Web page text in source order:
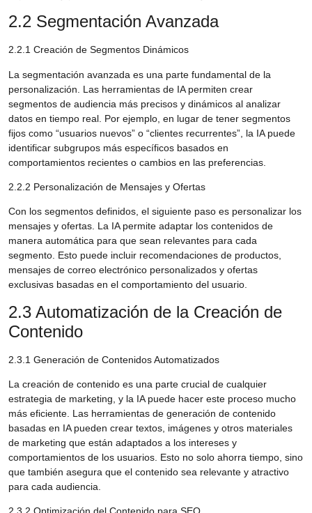
2.2 Segmentación Avanzada
2.2.1 Creación de Segmentos Dinámicos
La segmentación avanzada es una parte fundamental de la
personalización. Las herramientas de IA permiten crear
segmentos de audiencia más precisos y dinámicos al analizar
datos en tiempo real. Por ejemplo, en lugar de tener segmentos
fijos como “usuarios nuevos” o “clientes recurrentes”, la IA puede
identificar subgrupos más específicos basados en
comportamientos recientes o cambios en las preferencias.
2.2.2 Personalización de Mensajes y Ofertas
Con los segmentos definidos, el siguiente paso es personalizar los
mensajes y ofertas. La IA permite adaptar los contenidos de
manera automática para que sean relevantes para cada
segmento. Esto puede incluir recomendaciones de productos,
mensajes de correo electrónico personalizados y ofertas
exclusivas basadas en el comportamiento del usuario.
2.3 Automatización de la Creación de
Contenido
2.3.1 Generación de Contenidos Automatizados
La creación de contenido es una parte crucial de cualquier
estrategia de marketing, y la IA puede hacer este proceso mucho
más eficiente. Las herramientas de generación de contenido
basadas en IA pueden crear textos, imágenes y otros materiales
de marketing que están adaptados a los intereses y
comportamientos de los usuarios. Esto no solo ahorra tiempo, sino
que también asegura que el contenido sea relevante y atractivo
para cada audiencia.